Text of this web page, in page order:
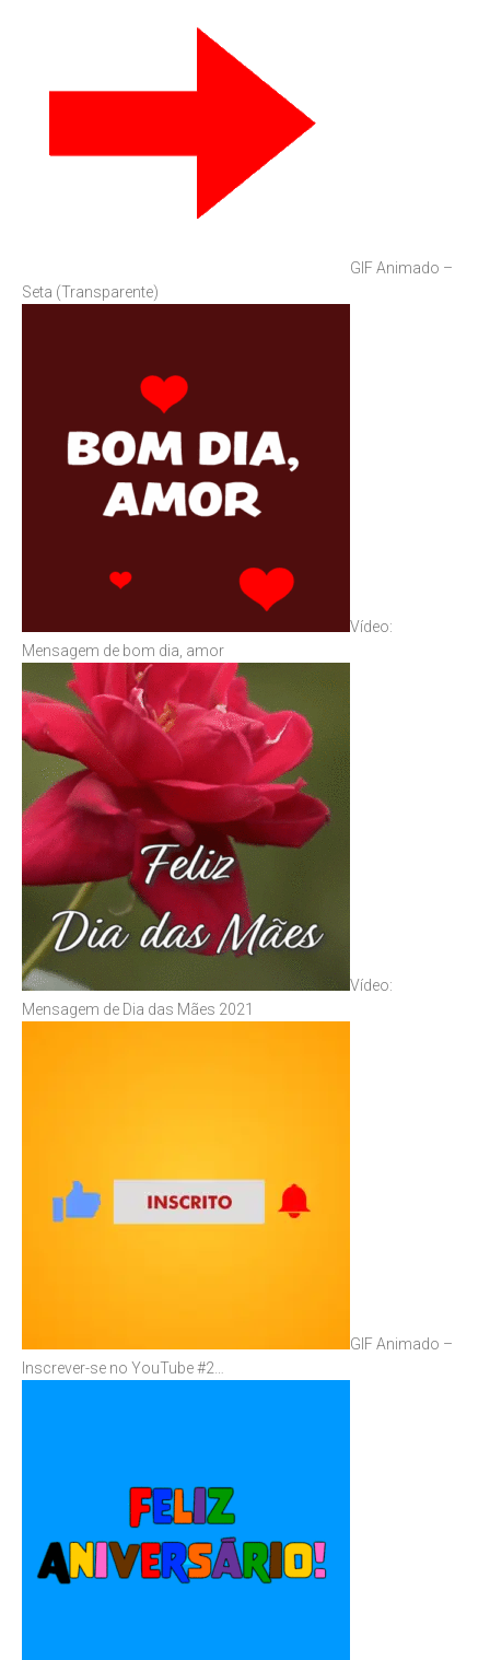
GIF Animado –
Seta (Transparente)
Vídeo:
Mensagem de bom dia, amor
Vídeo:
Mensagem de Dia das Mães 2021
GIF Animado –
Inscrever-se no YouTube #2…